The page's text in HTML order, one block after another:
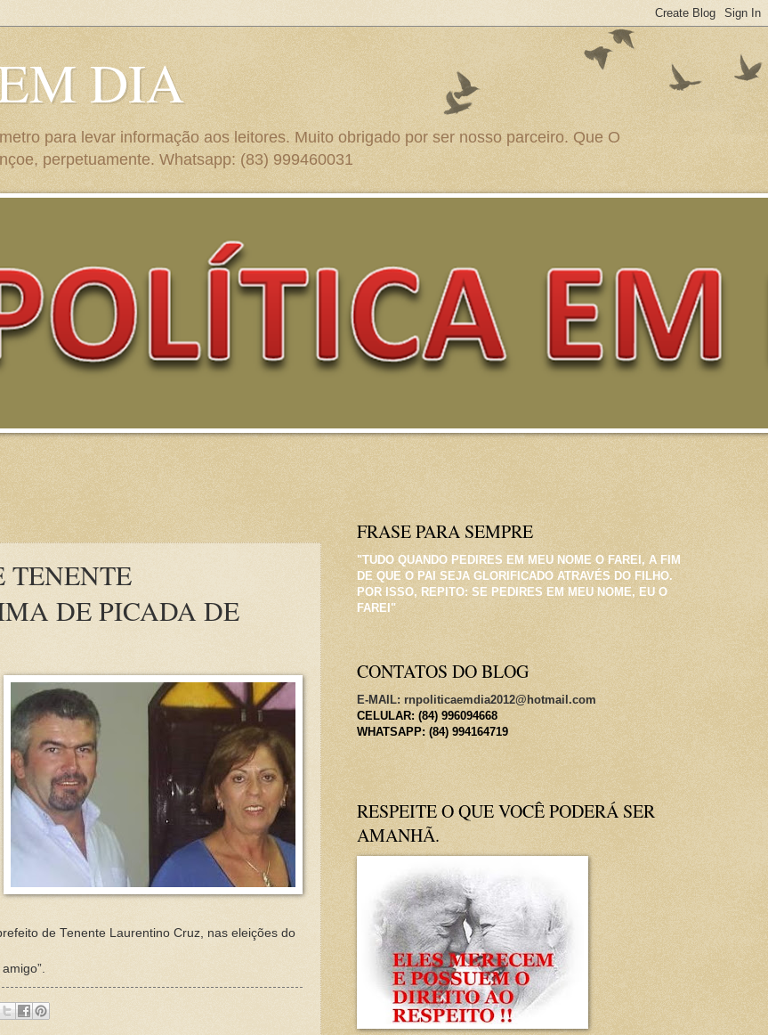
DIA
para levar informação aos leitores. Muito obrigado por ser nosso parceiro. Que O
perpetuamente. Whatsapp: (83) 999460031
TENENTE
DE PICADA DE
de Tenente Laurentino Cruz, nas eleições do
FRASE PARA SEMPRE
"TUDO QUANDO PEDIRES EM MEU NOME O FAREI, A FIM
DE QUE O PAI SEJA GLORIFICADO ATRAVÉS DO FILHO.
POR ISSO, REPITO: SE PEDIRES EM MEU NOME, EU O
FAREI"
CONTATOS DO BLOG
E-MAIL: rnpoliticaemdia2012@hotmail.com
CELULAR: (84) 996094668
WHATSAPP: (84) 994164719
RESPEITE O QUE VOCÊ PODERÁ SER
AMANHÃ.